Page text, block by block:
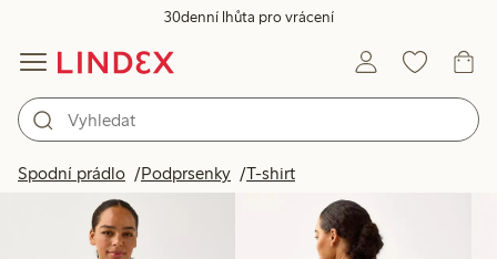
30denní lhůta pro vrácení
Spodní prádlo Podprsenky T-shirt